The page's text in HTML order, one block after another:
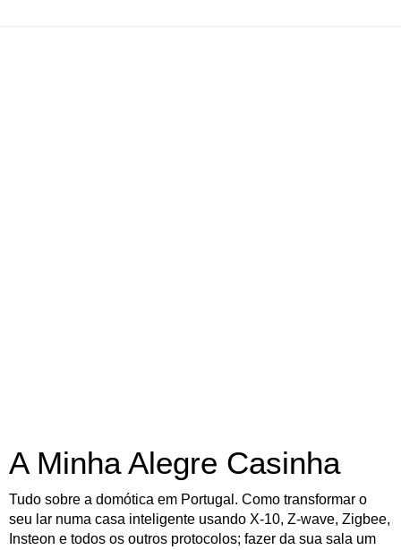
A Minha Alegre Casinha
Tudo sobre a domótica em Portugal. Como transformar o
seu lar numa casa inteligente usando X-10, Z-wave, Zigbee,
Insteon e todos os outros protocolos; fazer da sua sala um